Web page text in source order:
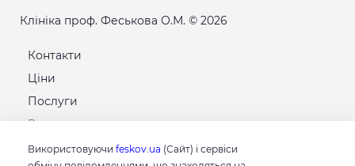
Використовуючи feskov.ua (Сайт) і сервіси
Клініка проф. Феськова О.М. © 2026
Контакти
Ціни
Послуги
Розклад
Карта сайту